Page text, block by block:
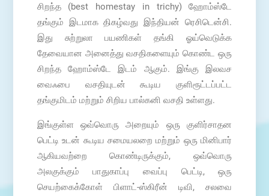
சிறந்த (best homestay in trichy) ஹோம்ஸ்டே
தங்கும் இடமாக திகழ்வது இந்தியன் ரெசிடென்சி.
இது சுற்றுலா பயணிகள் தங்கி ஓய்வெடுக்க
தேவையான அனைத்து வசதிகளையும் கொண்ட ஒரு
சிறந்த ஹோம்ஸ்டே இடம் ஆகும். இங்கு இலவச
வைஃபை வசதியுடன் கூடிய குளிரூட்டப்பட்ட
தங்குமிடம் மற்றும் சிறிய பால்கனி வசதி உள்ளது.
இங்குள்ள ஒவ்வொரு அறையும் ஒரு குளிர்சாதன
பெட்டி உடன் கூடிய சமையலறை மற்றும் ஒரு மினிபார்
ஆகியவற்றை கொண்டிருக்கும், ஒவ்வொரு
அலகுக்கும் பாதுகாப்பு வைப்பு பெட்டி, ஒரு
செயற்கைக்கோள் பிளாட்-ஸ்கிரீன் டிவி, சலவை